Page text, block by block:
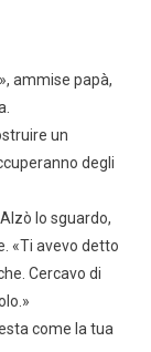
ammise papà,
un
degli
lo sguardo,
«Ti avevo detto
Cercavo di
come la tua